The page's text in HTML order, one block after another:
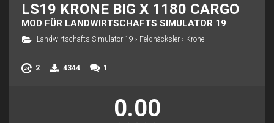
LS19 KRONE BIG X 1180 CARGO
MOD FÜR LANDWIRTSCHAFTS SIMULATOR 19
Landwirtschafts Simulator 19 › Feldhäcksler › Krone
2 4344 1
0.00